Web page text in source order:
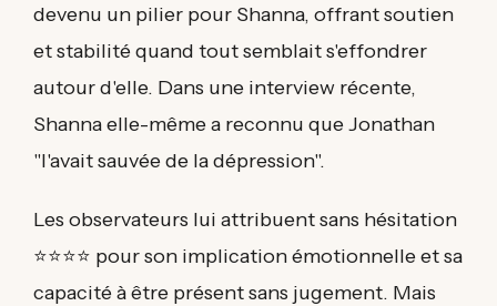
devenu un pilier pour Shanna, offrant soutien
et stabilité quand tout semblait s'effondrer
autour d'elle. Dans une interview récente,
Shanna elle-même a reconnu que Jonathan
"l'avait sauvée de la dépression".
Les observateurs lui attribuent sans hésitation
⭐⭐⭐⭐ pour son implication émotionnelle et sa
capacité à être présent sans jugement. Mais